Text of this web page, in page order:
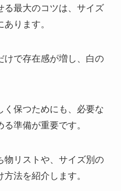
る最大のコツは、サイズ
ります。
けで存在感が増し、白の
く保つためにも、必要な
準備が重要です。
物リストや、サイズ別の
法を紹介します。